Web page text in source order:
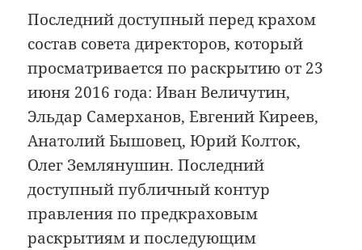
Последний доступный перед крахом
состав совета директоров, который
просматривается по раскрытию от 23
июня 2016 года: Иван Величутин,
Эльдар Самерханов, Евгений Киреев,
Анатолий Бышовец, Юрий Колток,
Олег Землянушин. Последний
доступный публичный контур
правления по предкраховым
раскрытиям и последующим